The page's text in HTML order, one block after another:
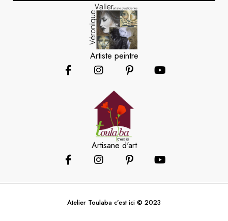
Artiste peintre
Artisane d'art
Atelier Toulaba c’est ici © 2023